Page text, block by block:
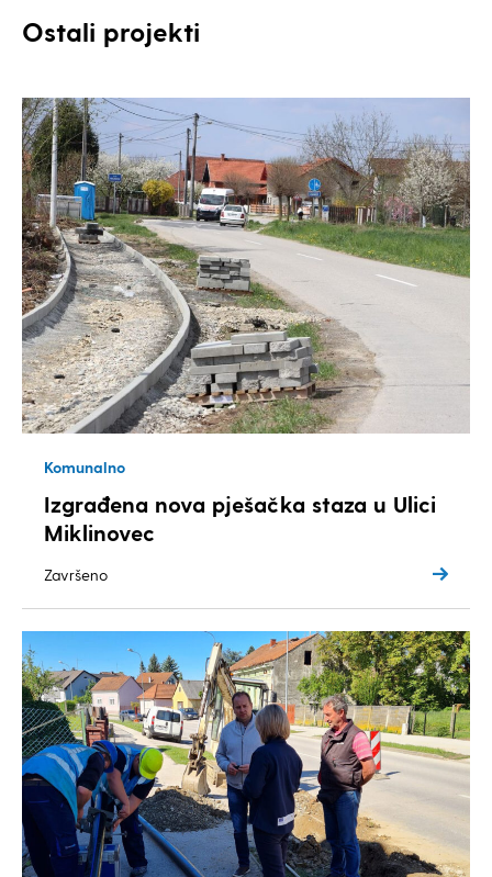
Ostali projekti
Komunalno
Izgrađena nova pješačka staza u Ulici
Miklinovec
Završeno